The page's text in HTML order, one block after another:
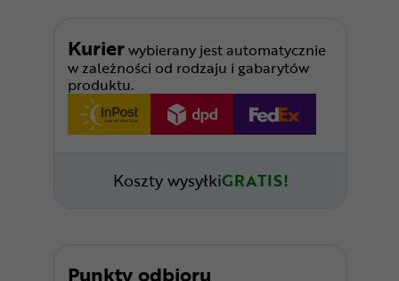
Kurierwybierany jest automatycznie
w zależności od rodzaju i gabarytów
produktu.
Koszty wysyłkiGRATIS!
Punkty odbioru